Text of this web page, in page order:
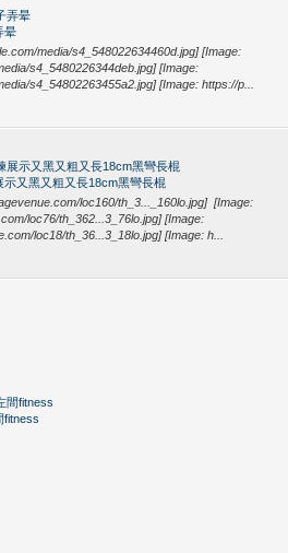
弄晕
晕
media/s4_548022634460d.jpg] [Image:
s4_5480226344deb.jpg] [Image:
s4_54802263455a2.jpg] [Image: https://p...
展示又黑又粗又長18cm黑彎長棍
示又黑又粗又長18cm黑彎長棍
loc160/th_3..._160lo.jpg] [Image:
loc76/th_362...3_76lo.jpg] [Image:
loc18/th_36...3_18lo.jpg] [Image: h...
間fitness
fitness